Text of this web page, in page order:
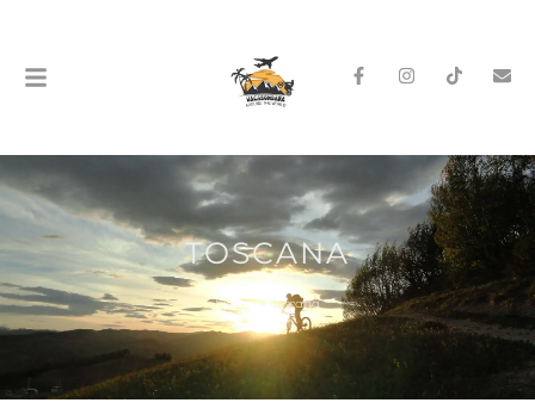
TOSCANA
Home»toscana